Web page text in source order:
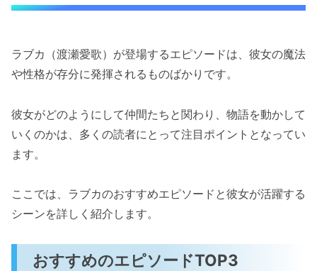
ラブカ（渡瀬愛歌）が登場するエピソードは、彼女の魔法
や性格が存分に発揮されるものばかりです。
彼女がどのようにして仲間たちと関わり、物語を動かして
いくのかは、多くの読者にとって注目ポイントとなってい
ます。
ここでは、ラブカのおすすめエピソードと彼女が活躍する
シーンを詳しく紹介します。
おすすめのエピソードTOP3